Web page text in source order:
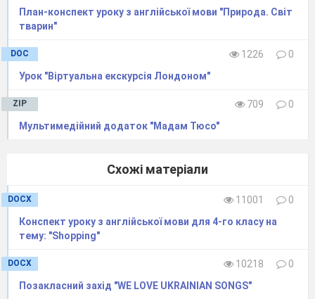
План-конспект уроку з англійської мови "Природа. Світ
тварин"
DOC 1226
0
Урок "Віртуальна екскурсія Лондоном"
ZIP 709
0
Мультимедійний додаток "Мадам Тюсо"
Схожі матеріали
DOCX 11001
0
Конспект уроку з англійської мови для 4-го класу на
тему: "Shopping"
DOCX 10218
0
Позакласний захід "WE LOVE UKRAINIAN SONGS"